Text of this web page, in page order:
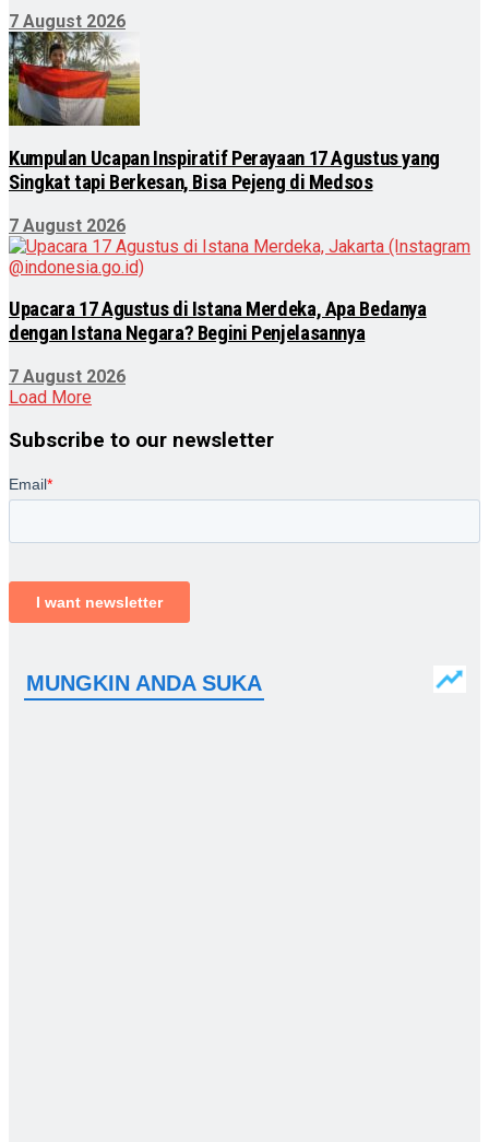
7 August 2026
Kumpulan Ucapan Inspiratif Perayaan 17 Agustus yang
Singkat tapi Berkesan, Bisa Pejeng di Medsos
7 August 2026
Upacara 17 Agustus di Istana Merdeka, Apa Bedanya
dengan Istana Negara? Begini Penjelasannya
7 August 2026
Load More
Subscribe to our newsletter